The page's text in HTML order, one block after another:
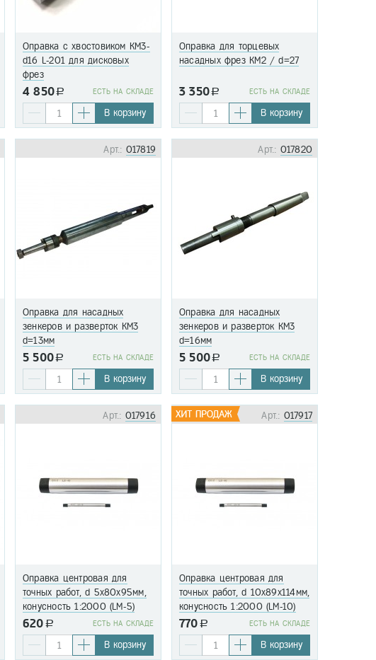
Оправка с хвостовиком КМ3-
d16 L-201 для дисковых
фрез
4 850a EСТЬ НА СКЛАДЕ
В корзину
Оправка для торцевых
насадных фрез КМ2 / d=27
3 350a EСТЬ НА СКЛАДЕ
В корзину
Арт.: 017819
Оправка для насадных
зенкеров и разверток КМ3
d=13мм
5 500a EСТЬ НА СКЛАДЕ
В корзину
Арт.: 017820
Оправка для насадных
зенкеров и разверток КМ3
d=16мм
5 500a EСТЬ НА СКЛАДЕ
В корзину
Арт.: 017916
Оправка центровая для
точных работ, d 5х80х95мм,
конусность 1:2000 (LM-5)
620 a EСТЬ НА СКЛАДЕ
В корзину
Арт.: 017917
Оправка центровая для
точных работ, d 10х89х114мм,
конусность 1:2000 (LM-10)
770 a EСТЬ НА СКЛАДЕ
В корзину